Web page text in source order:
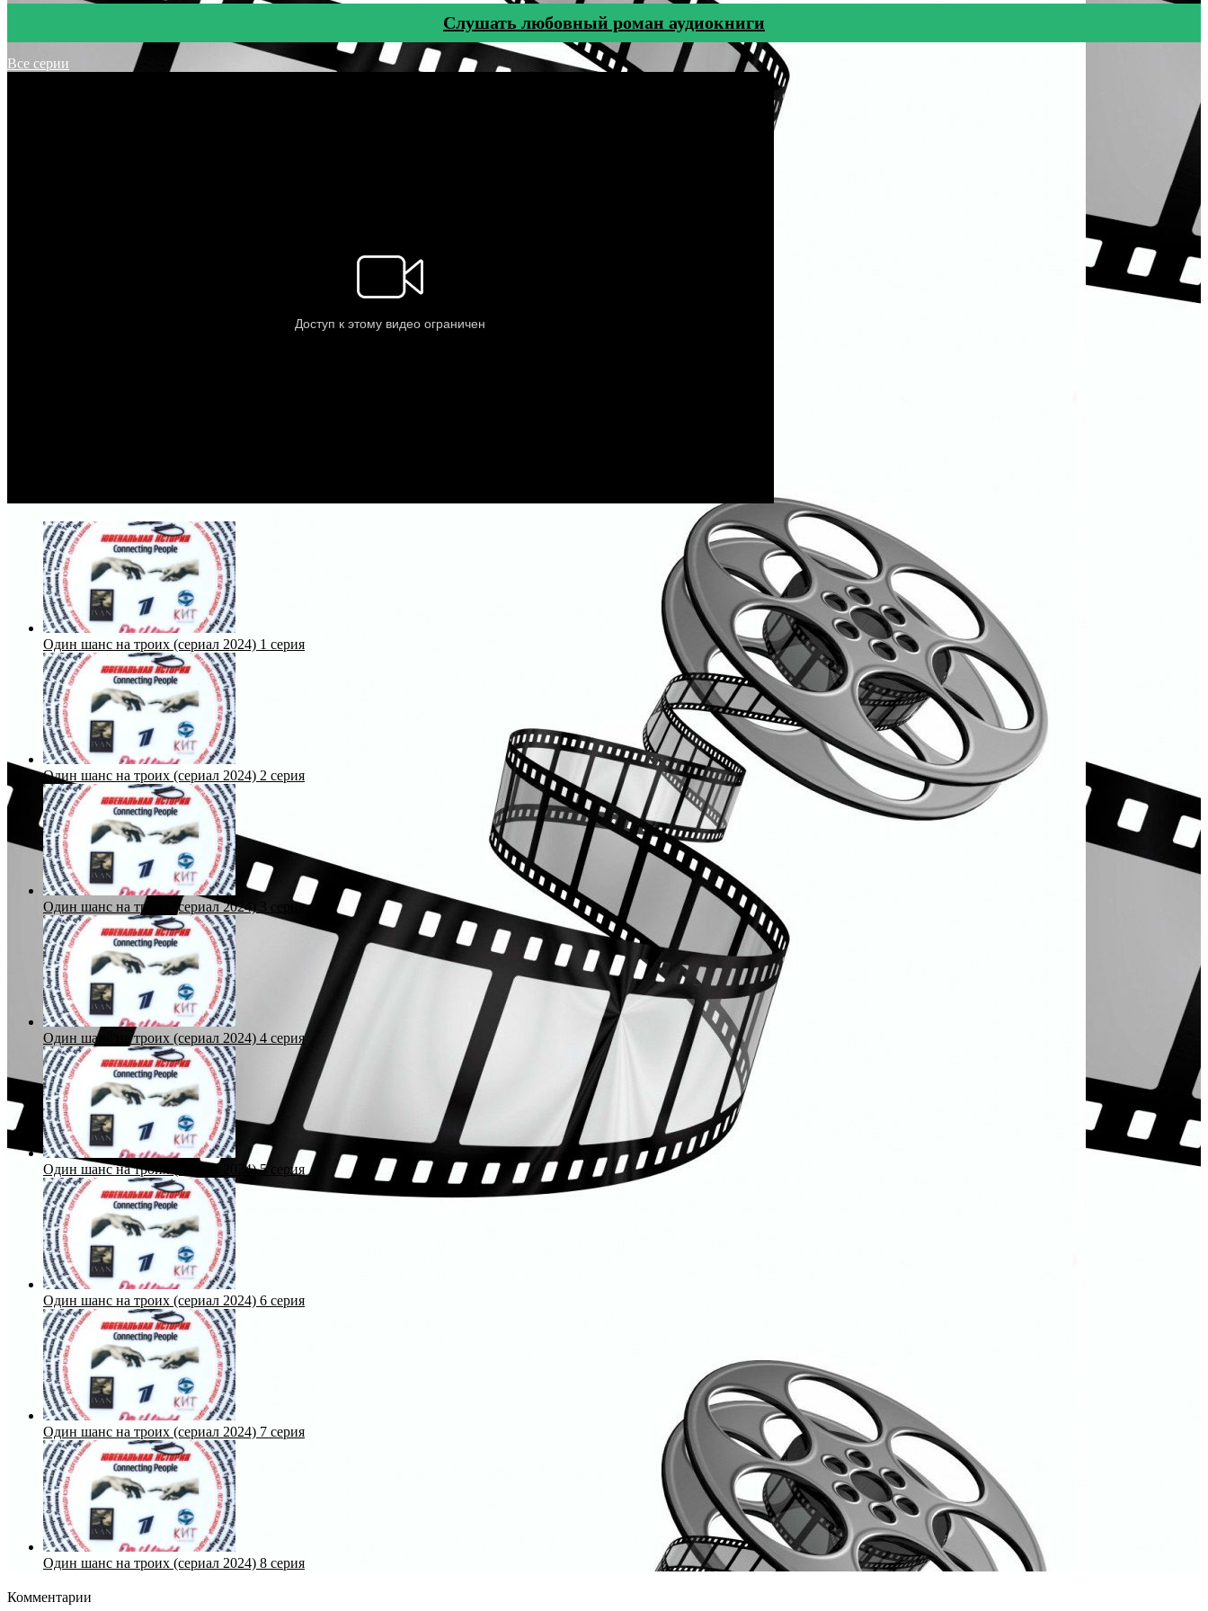
Cлушать любовный роман аудиокниги
Все серии
Один шанс на троих (сериал 2024) 1 серия
Один шанс на троих (сериал 2024) 2 серия
Один шанс на троих (сериал 2024) 3 серия
Один шанс на троих (сериал 2024) 4 серия
Один шанс на троих (сериал 2024) 5 серия
Один шанс на троих (сериал 2024) 6 серия
Один шанс на троих (сериал 2024) 7 серия
Один шанс на троих (сериал 2024) 8 серия
Комментарии